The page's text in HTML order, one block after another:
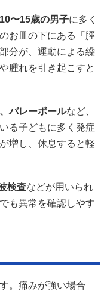
10〜15歳の男子に多く
お皿の下にある「脛
分が、運動による繰
腫れを引き起こすと
バレーボールなど、
る子どもに多く発症
増し、休息すると軽
検査などが用いられ
も異常を確認しやす
。​痛みが強い場合